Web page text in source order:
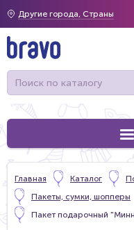
Другие города, Страны
Главная Каталог
Пакеты, сумки, шопперы
Пакет подарочный